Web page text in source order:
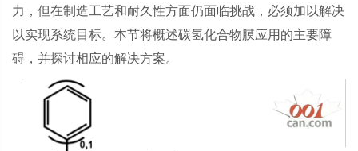
力，但在制造工艺和耐久性方面仍面临挑战，必须加以解决
以实现系统目标。本节将概述碳氢化合物膜应用的主要障
碍，并探讨相应的解决方案。